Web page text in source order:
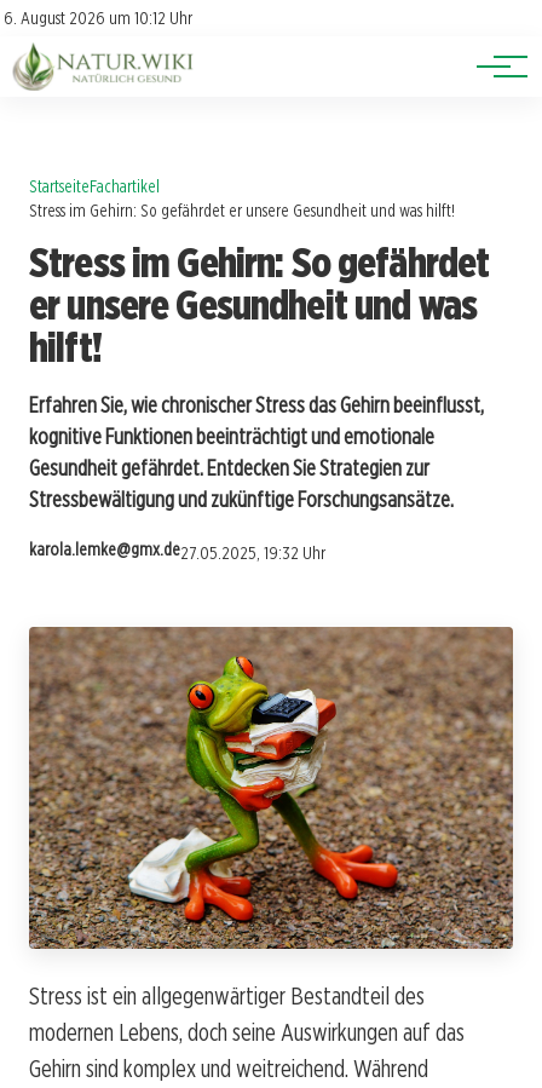
6. August 2026 um 10:12 Uhr
Account
Newsletter
Lexikon
Themen
StartseiteFachartikel
Stress im Gehirn: So gefährdet er unsere Gesundheit und was hilft!
Stress im Gehirn: So gefährdet
er unsere Gesundheit und was
hilft!
Erfahren Sie, wie chronischer Stress das Gehirn beeinflusst,
kognitive Funktionen beeinträchtigt und emotionale
Gesundheit gefährdet. Entdecken Sie Strategien zur
Stressbewältigung und zukünftige Forschungsansätze.
karola.lemke@gmx.de27.05.2025, 19:32 Uhr
Stress ist ein allgegenwärtiger Bestandteil des
modernen Lebens, doch seine Auswirkungen auf das
Gehirn sind komplex und weitreichend. Während